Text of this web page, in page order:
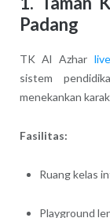
Padang
TK Al Azhar
sistem
menekankan
Fasilitas:
Ruang kelas
Playground